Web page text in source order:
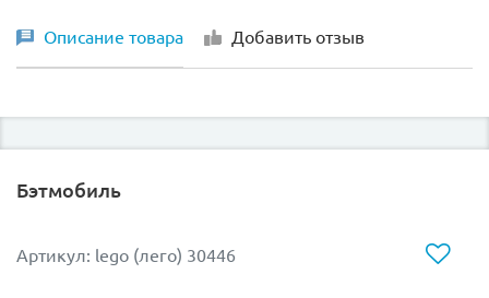
Описание товара Добавить отзыв
Бэтмобиль
Артикул: lego (лего) 30446